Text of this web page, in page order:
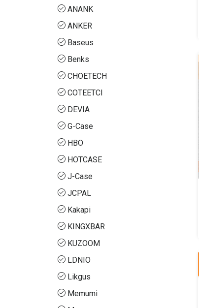
ANANK
ANKER
Baseus
Benks
CHOETECH
COTEETCI
DEVIA
G-Case
HBO
HOTCASE
J-Case
JCPAL
Kakapi
KINGXBAR
KUZOOM
LDNIO
Likgus
Memumi